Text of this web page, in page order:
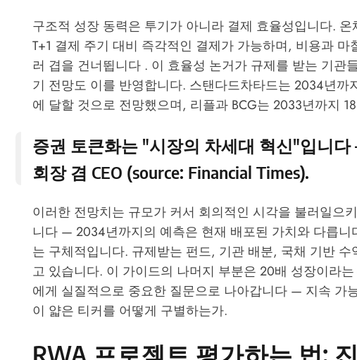
구조적 성장 동력은 투기가 아니라 결제 효율성입니다.
T+1 결제 주기 대비 즉각적인 결제가 가능하며, 비용과 마
러 겹을 건너뜁니다 . 이 효율성 논거가 규제를 받는 기관
기 전망도 이를 반영합니다. 스탠다드차타드는 2034년까
에 달할 것으로 전망했으며, 리플과 BCG는 2033년까지
증권 토큰화는 "시장의 차세대 혁신"입니
회장 겸 CEO (source: Financial Times).
이러한 전망치는 규모가 커서 회의적인 시각을 불러일으
니다 — 2034년까지의 예측은 현재 배포된 가치와 다릅니
는 구체적입니다. 규제받는 펀드, 기관 배분, 국채 기반
고 있습니다. 이 가이드의 나머지 부분은 20배 성장이라
에게 실질적으로 중요한 질문으로 나아갑니다 — 지속 가
이 얇은 티커를 어떻게 구별하는가.
RWA 프로젝트 평가하는 법: